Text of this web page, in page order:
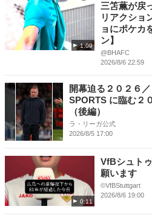
1:09
三笘薫が戻
リアクショ
ョにポケカ
ン】
@BHAFC
2026/8/6 22:59
開幕迫る２０２６
SPORTS に臨む２
（後編）
ラ・リーガ公式
2026/8/5 17:00
0:11
VfBシュト
願います
©VfBStuttgart
2026/8/6 19:00